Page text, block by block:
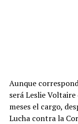
Aunque
será Leslie
meses el cargo,
Lucha contra la